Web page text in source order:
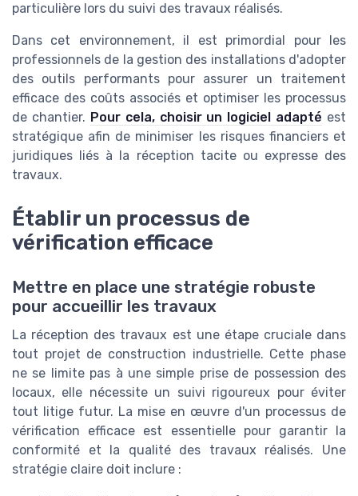
particulière lors du suivi des travaux réalisés.
Dans cet environnement, il est primordial pour les
professionnels de la gestion des installations d'adopter
des outils performants pour assurer un traitement
efficace des coûts associés et optimiser les processus
de chantier. Pour cela, choisir un logiciel adapté est
stratégique afin de minimiser les risques financiers et
juridiques liés à la réception tacite ou expresse des
travaux.
Établir un processus de
vérification efficace
Mettre en place une stratégie robuste
pour accueillir les travaux
La réception des travaux est une étape cruciale dans
tout projet de construction industrielle. Cette phase
ne se limite pas à une simple prise de possession des
locaux, elle nécessite un suivi rigoureux pour éviter
tout litige futur. La mise en œuvre d'un processus de
vérification efficace est essentielle pour garantir la
conformité et la qualité des travaux réalisés. Une
stratégie claire doit inclure :